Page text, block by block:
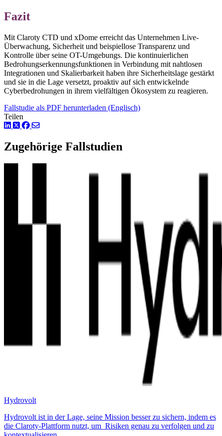
Fazit
Mit Claroty CTD und xDome erreicht das Unternehmen Live-
Überwachung, Sicherheit und beispiellose Transparenz und
Kontrolle über seine OT-Umgebungs. Die kontinuierlichen
Bedrohungserkennungsfunktionen in Verbindung mit nahtlosen
Integrationen und Skalierbarkeit haben ihre Sicherheitslage gestärkt
und sie in die Lage versetzt, proaktiv auf sich entwickelnde
Cyberbedrohungen in ihrem vielfältigen Ökosystem zu reagieren.
Fallstudie als PDF herunterladen (Englisch)
Teilen
LinkedIn
TwitterFacebook
Zugehörige Fallstudien
Hydrovolt
Hydrovolt ist in der Lage, seine Mission besser zu sichern, indem es
die Claroty-Plattform nutzt, um Risiken genau zu verfolgen und zu